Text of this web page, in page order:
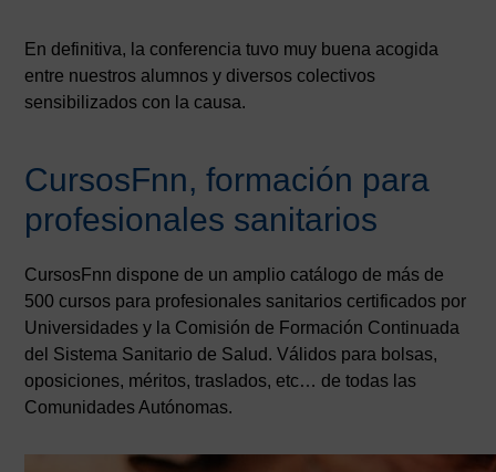
En definitiva, la conferencia tuvo muy buena acogida
entre nuestros alumnos y diversos colectivos
sensibilizados con la causa.
CursosFnn, formación para
profesionales sanitarios
CursosFnn dispone de un amplio catálogo de más de
500 cursos para profesionales sanitarios certificados por
Universidades y la Comisión de Formación Continuada
del Sistema Sanitario de Salud. Válidos para bolsas,
oposiciones, méritos, traslados, etc… de todas las
Comunidades Autónomas.